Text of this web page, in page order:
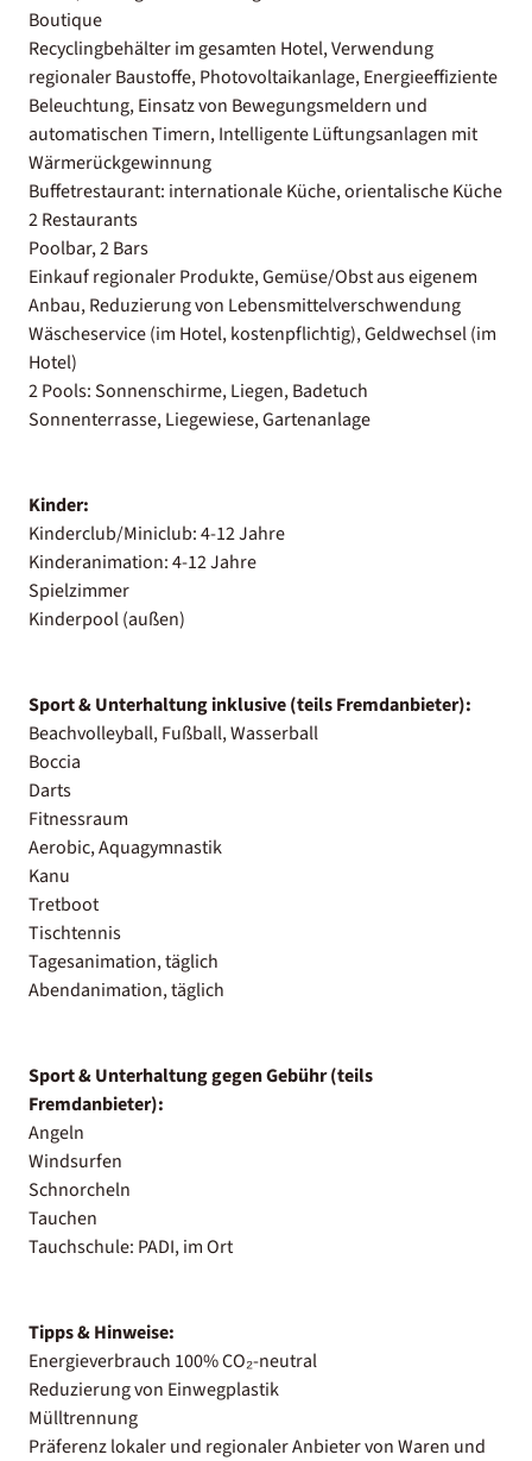
Boutique
Recyclingbehälter im gesamten Hotel, Verwendung
regionaler Baustoffe, Photovoltaikanlage, Energieeffiziente
Beleuchtung, Einsatz von Bewegungsmeldern und
automatischen Timern, Intelligente Lüftungsanlagen mit
Wärmerückgewinnung
Buffetrestaurant: internationale Küche, orientalische Küche
2 Restaurants
Poolbar, 2 Bars
Einkauf regionaler Produkte, Gemüse/Obst aus eigenem
Anbau, Reduzierung von Lebensmittelverschwendung
Wäscheservice (im Hotel, kostenpflichtig), Geldwechsel (im
Hotel)
2 Pools: Sonnenschirme, Liegen, Badetuch
Sonnenterrasse, Liegewiese, Gartenanlage
Kinder:
Kinderclub/Miniclub: 4-12 Jahre
Kinderanimation: 4-12 Jahre
Spielzimmer
Kinderpool (außen)
Sport & Unterhaltung inklusive (teils Fremdanbieter):
Beachvolleyball, Fußball, Wasserball
Boccia
Darts
Fitnessraum
Aerobic, Aquagymnastik
Kanu
Tretboot
Tischtennis
Tagesanimation, täglich
Abendanimation, täglich
Sport & Unterhaltung gegen Gebühr (teils
Fremdanbieter):
Angeln
Windsurfen
Schnorcheln
Tauchen
Tauchschule: PADI, im Ort
Tipps & Hinweise:
Energieverbrauch 100% CO₂-neutral
Reduzierung von Einwegplastik
Mülltrennung
Präferenz lokaler und regionaler Anbieter von Waren und